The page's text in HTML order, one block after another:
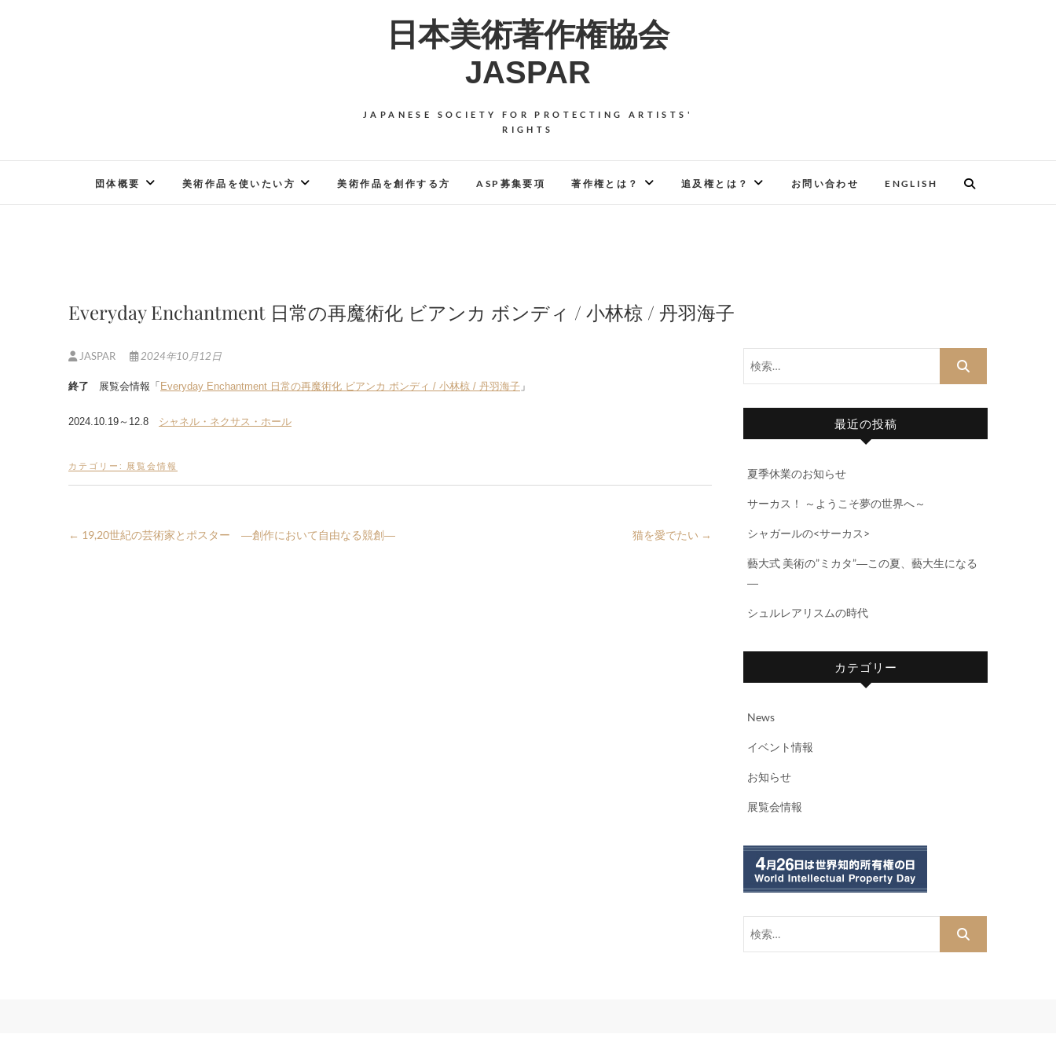
日本美術著作権協会
JASPAR
JAPANESE SOCIETY FOR PROTECTING ARTISTS'
RIGHTS
団体概要 美術作品を使いたい方 美術作品を創作する方 ASP募集要項 著作権とは？ 追及権とは？ お問い合わせ ENGLISH
Everyday Enchantment 日常の再魔術化 ビアンカ ボンディ / 小林椋 / 丹羽海子
JASPAR 2024年10月12日
終了 展覧会情報「Everyday Enchantment 日常の再魔術化 ビアンカ ボンディ / 小林椋 / 丹羽海子 」
2024.10.19～12.8 シャネル・ネクサス・ホール
カテゴリー: 展覧会情報
← 19,20世紀の芸術家とポスター ―創作において自由なる競創― 猫を愛でたい →
最近の投稿
夏季休業のお知らせ
サーカス！ ～ようこそ夢の世界へ～
シャガールの<サーカス>
藝大式 美術の”ミカタ”―この夏、藝大生になる
―
シュルレアリスムの時代
カテゴリー
News
イベント情報
お知らせ
展覧会情報